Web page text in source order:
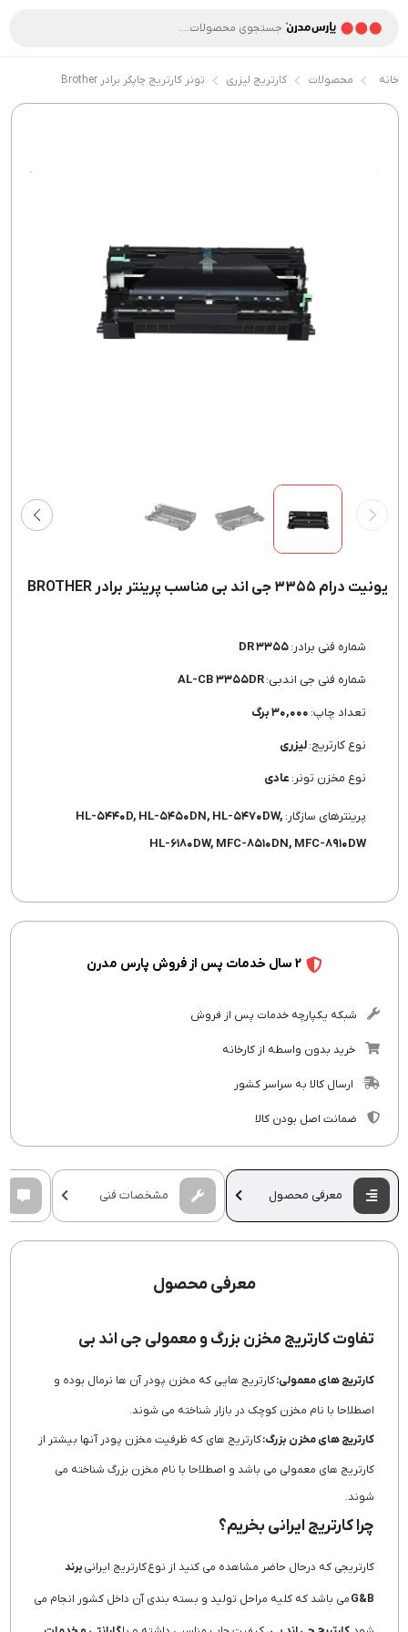
خانه محصولات کارتریج لیزری تونر کارتریج چاپگر برادر Brother
یونیت درام ۳۳۵۵ جی اند بی مناسب پرینتر برادر BROTHER
شماره فنی برادر:
شماره فنی جی اندبی:
تعداد چاپ:
نوع کارتریج:لیزری
نوع مخزن تونر: عادی
پرینترهای سازگار: HL-۵۴۴۰D, HL-۵۴۵۰DN, HL-۵۴۷۰DW,
HL-۶۱۸۰DW, MFC-۸۵۱۰DN, MFC-۸۹۱۰DW
2 سال خدمات پس از فروش پارس مدرن
شبکه یکپارچه خدمات پس از فروش
خرید بدون واسطه از کارخانه
ارسال کالا به سراسر کشور
ضمانت اصل بودن کالا
معرفی محصول مشخصات فنی
معرفی محصول
تفاوت کارتریج مخزن بزرگ و معمولی جی اند بی
کارتریج های معمولی:کارتریج هایی که مخزن پودر آن ها نرمال بوده و
اصطلاحا با نام مخزن کوچک در بازار شناخته می شوند.
کارتریج های مخزن بزرگ:کارتریج های که ظرفیت مخزن پودر آنها بیشتر از
کارتریج های معمولی می باشد و اصطلاحا با نام مخزن بزرگ شناخته می
شوند.
چرا کارتریج ایرانی بخریم؟
کارتریجی که درحال حاضر مشاهده می کنید از نوع کارتریج ایرانیبرند
G&Bمی باشد که کلیه مراحل تولید و بسته بندی آن داخل کشور انجام می